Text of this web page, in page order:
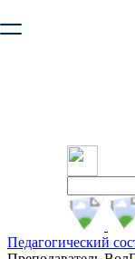
безопасную работу
Педагогический